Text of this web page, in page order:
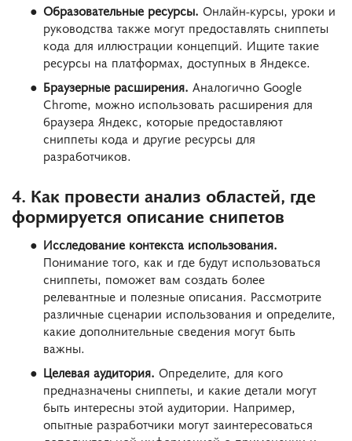
Образовательные ресурсы. Онлайн-курсы, уроки и
руководства также могут предоставлять сниппеты
кода для иллюстрации концепций. Ищите такие
ресурсы на платформах, доступных в Яндексе.
Браузерные расширения. Аналогично Google
Chrome, можно использовать расширения для
браузера Яндекс, которые предоставляют
сниппеты кода и другие ресурсы для
разработчиков.
4. Как провести анализ областей, где
формируется описание снипетов
Исследование контекста использования.
Понимание того, как и где будут использоваться
сниппеты, поможет вам создать более
релевантные и полезные описания. Рассмотрите
различные сценарии использования и определите,
какие дополнительные сведения могут быть
важны.
Целевая аудитория. Определите, для кого
предназначены сниппеты, и какие детали могут
быть интересны этой аудитории. Например,
опытные разработчики могут заинтересоваться